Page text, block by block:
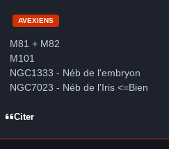
AVEXIENS
M81 + M82
M101
NGC1333 - Néb de l'embryon
NGC7023 - Néb de l'Iris <=Bien
Citer